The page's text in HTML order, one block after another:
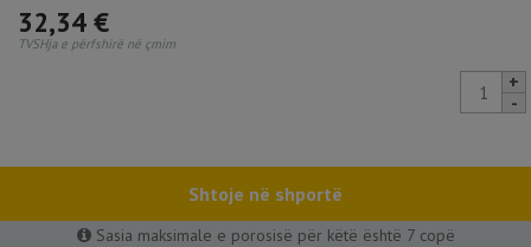
32,34 €
TVSHja e përfshirë në çmim
Aloe
Propolis
Shtoje në shportë
Sasia maksimale e porosisë për këtë është 7 copë